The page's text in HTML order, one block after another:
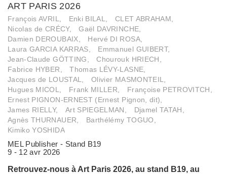
ART PARIS 2026
François AVRIL, Enki BILAL,
CLET ABRAHAM,
Nicolas de CRÉCY,
Gaël DAVRINCHE,
Damien DEROUBAIX,
Hervé DI ROSA,
Laura GARCIA KARRAS,
Emmanuel GUIBERT,
Jean-Claude GÖTTING,
Chourouk HRIECH,
Fabrice HYBER,
Thomas LÉVY-LASNE,
Jacques de LOUSTAL,
Olivier MASMONTEIL,
Hugues MICOL,
Frank MILLER,
Françoise PETROVITCH,
Ernest PIGNON-ERNEST (Ernest Pignon, dit),
James RIELLY,
Art SPIEGELMAN,
Djamel TATAH,
Agnès THURNAUER,
Barthélémy TOGUO,
Kimiko YOSHIDA
MEL Publisher - Stand B19
9 - 12 avr 2026
Retrouvez-nous à Art Paris 2026, au stand B19, au